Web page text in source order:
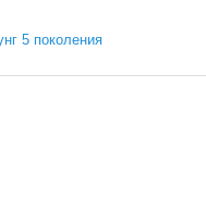
5 поколения